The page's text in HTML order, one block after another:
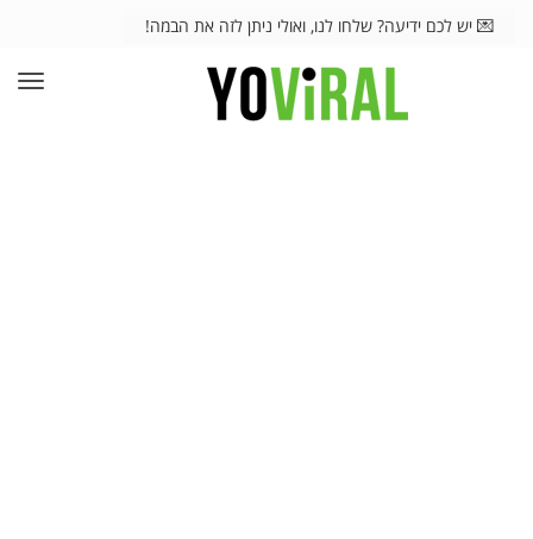
💌 יש לכם ידיעה? שלחו לנו, ואולי ניתן לזה את הבמה!